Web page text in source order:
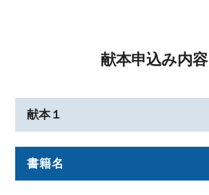
献本申込み内容
献本１
書籍名